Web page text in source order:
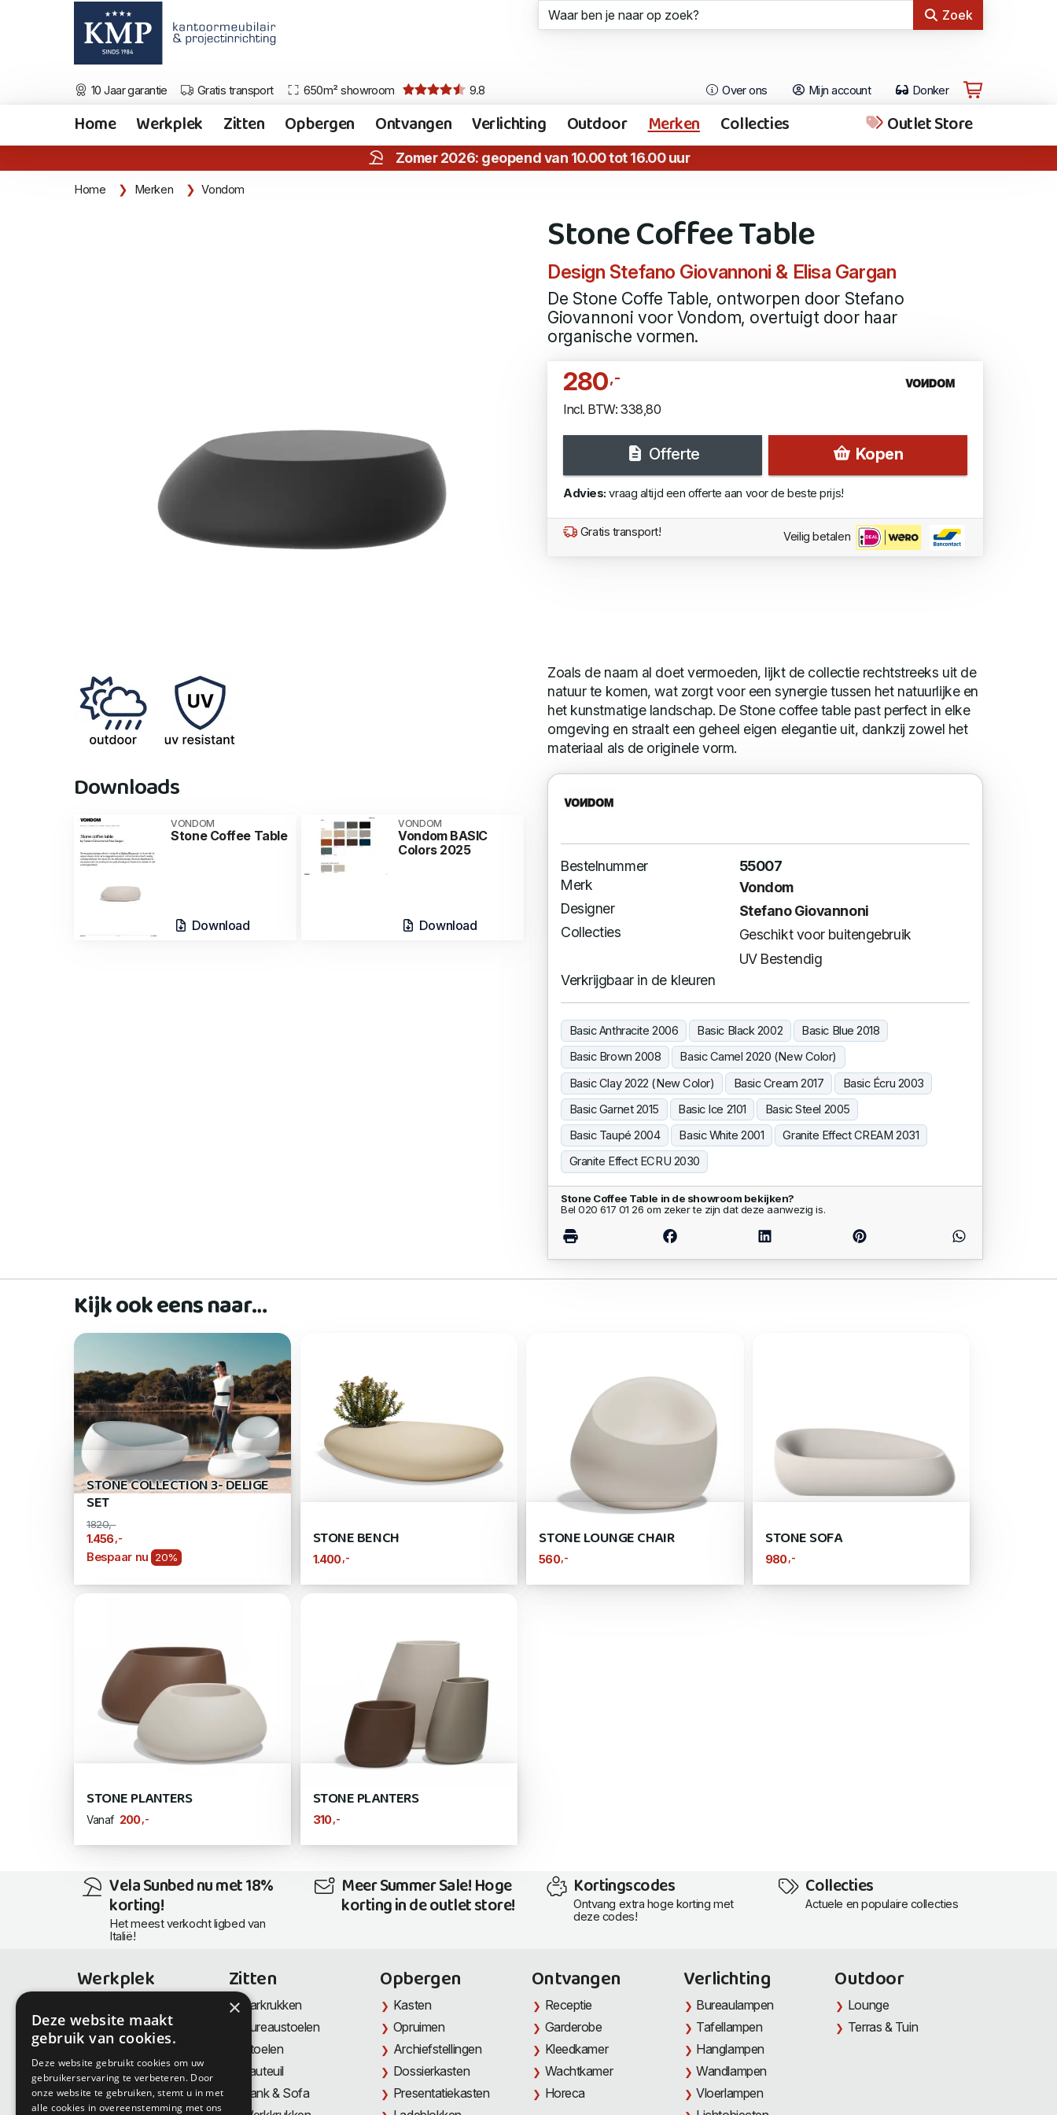
Zoek
10 Jaar garantie Gratis transport 650m² showroom 9.8 Over ons Mijn account Donker
Home Werkplek Zitten Opbergen Ontvangen Verlichting Outdoor Merken Collecties Outlet Store
Zomer 2026: geopend van 10.00 tot 16.00 uur
Home Merken Vondom
Stone Coffee Table
Design Stefano Giovannoni & Elisa Gargan
De Stone Coffe Table, ontworpen door Stefano
Giovannoni voor Vondom, overtuigt door haar
organische vormen.
280,-
Incl. BTW: 338,80
Offerte Kopen
Advies: vraag altijd een offerte aan voor de beste prijs!
Gratis transport! Veilig betalen
Downloads
VONDOM
Stone Coffee Table
Download
VONDOM
Vondom BASIC
Colors 2025
Download
Zoals de naam al doet vermoeden, lijkt de collectie rechtstreeks uit de
natuur te komen, wat zorgt voor een synergie tussen het natuurlijke en
het kunstmatige landschap. De Stone coffee table past perfect in elke
omgeving en straalt een geheel eigen elegantie uit, dankzij zowel het
materiaal als de originele vorm.
Bestelnummer
55007
Merk
Vondom
Designer
Stefano Giovannoni
Collecties
Geschikt voor buitengebruik
UV Bestendig
Verkrijgbaar in de kleuren
Basic Anthracite 2006 Basic Black 2002
Basic Blue 2018
Basic Brown 2008
Basic Camel 2020 (New Color)
Basic Clay 2022 (New Color)
Basic Cream 2017
Basic Écru 2003
Basic Garnet 2015
Basic Ice 2101
Basic Steel 2005
Basic Taupé 2004
Basic White 2001
Granite Effect CREAM 2031
Granite Effect ECRU 2030
Stone Coffee Table in de showroom bekijken?
Bel 020 617 01 26 om zeker te zijn dat deze aanwezig is.
Kijk ook eens naar…
STONE COLLECTION 3- DELIGE
SET
1820,-
1.456 ,-
Bespaar nu 20%
STONE BENCH
1.400 ,-
STONE LOUNGE CHAIR
560,-
STONE SOFA
980,-
STONE PLANTERS
Vanaf 200 ,-
STONE PLANTERS
310 ,-
Vela Sunbed nu met 18%
korting!
Het meest verkocht ligbed van
Italië!
Meer Summer Sale! Hoge
korting in de outlet store!
Kortingscodes
Ontvang extra hoge korting met
deze codes!
Collecties
Actuele en populaire collecties
Werkplek
Thuiswerkplek
Zit-Sta bureaus
Directiemeubilair
Akoestiek & Privacy
Zitten
Barkrukken
Bureaustoelen
Stoelen
Fauteuil
Bank & Sofa
Opbergen
Kasten
Opruimen
Archiefstellingen
Dossierkasten
Presentatiekasten
Ontvangen
Receptie
Garderobe
Kleedkamer
Wachtkamer
Horeca
Verlichting
Bureaulampen
Tafellampen
Hanglampen
Wandlampen
Vloerlampen
Outdoor
Lounge
Terras & Tuin
×
Deze website maakt
gebruik van cookies.
Deze website gebruikt cookies om uw
gebruikerservaring te verbeteren. Door
onze website te gebruiken, stemt u in met
alle cookies in overeenstemming met ons